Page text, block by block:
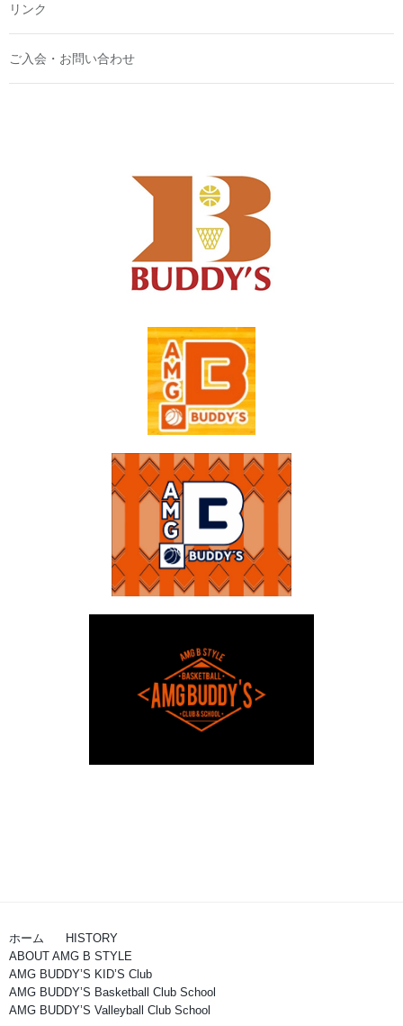
リンク
ご入会・お問い合わせ
ホーム
HISTORY
ABOUT AMG B STYLE
AMG BUDDY’S KID’S Club
AMG BUDDY’S Basketball Club School
AMG BUDDY’S Valleyball Club School